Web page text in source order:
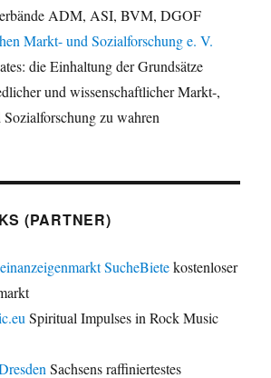
ADM, ASI, BVM, DGOF
Markt- und Sozialforschung e. V.
die Einhaltung der Grundsätze
und wissenschaftlicher Markt-,
zu wahren
(PARTNER)
SucheBietekostenloser
Spiritual Impulses in Rock Music
Sachsens raffiniertestes